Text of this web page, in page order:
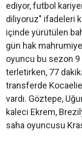
ediyor, futbol
diliyoruz" ifadeleri
içinde yürütülen
gün hak
oyuncu bu sezon 9
terletirken, 77
transferde
vardı. Göztepe,
kaleci Ekrem,
saha oyuncusu